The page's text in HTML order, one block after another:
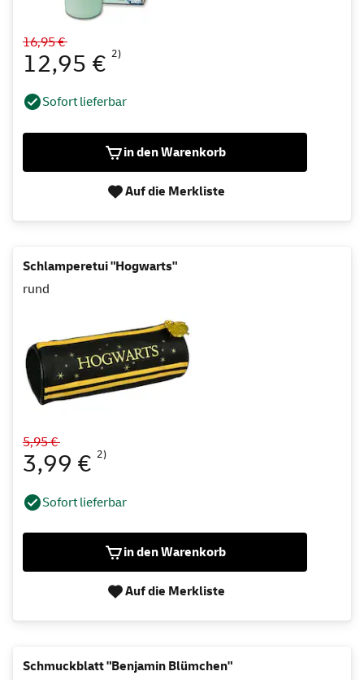
16,95 €
12,95 € 2)
Sofort lieferbar
in den Warenkorb
Auf die Merkliste
Schlamperetui "Hogwarts"
rund
5,95 €
3,99 € 2)
Sofort lieferbar
in den Warenkorb
Auf die Merkliste
Schmuckblatt "Benjamin Blümchen"